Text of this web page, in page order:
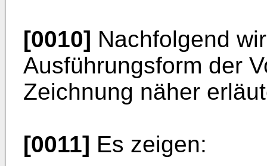
[0010] Nachfolgend
Ausführungsform der
Zeichnung näher
[0011] Es zeigen: